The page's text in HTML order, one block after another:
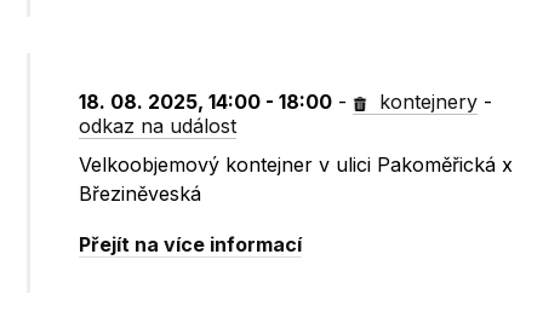
18. 08. 2025, 14:00 - 18:00 - kontejnery -
odkaz na událost
Velkoobjemový kontejner v ulici Pakoměřická x
Březiněveská
Přejít na více informací